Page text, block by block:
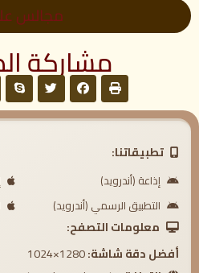
مجالس
مشاركة
تطبيقاتنا:
إذاعة (أندرويد)
التطبيق الرسمي (أندرويد)
معلومات التصفح:
أفضل دقة شاشة: